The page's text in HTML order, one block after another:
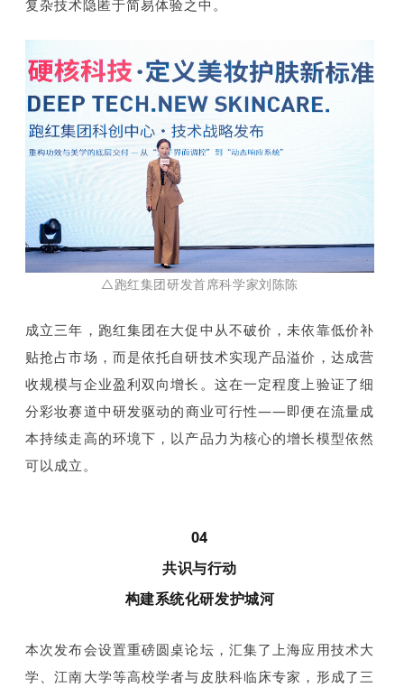
复杂技术隐匿于简易体验之中。
△跑红集团研发首席科学家刘陈陈
成立三年，跑红集团在大促中从不破价，未依靠低价补
贴抢占市场，而是依托自研技术实现产品溢价，达成营
收规模与企业盈利双向增长。这在一定程度上验证了细
分彩妆赛道中研发驱动的商业可行性——即便在流量成
本持续走高的环境下，以产品力为核心的增长模型依然
可以成立。
04
共识与行动
构建系统化研发护城河
本次发布会设置重磅圆桌论坛，汇集了上海应用技术大
学、江南大学等高校学者与皮肤科临床专家，形成了三